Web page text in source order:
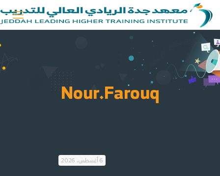
Nour.Farouq
6 أغسطس، 2026